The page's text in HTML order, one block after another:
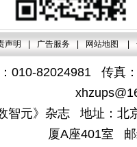
声明 广告服务 网站地图
010-82024981 传真
智元》杂志 地址：北
厦A座401室